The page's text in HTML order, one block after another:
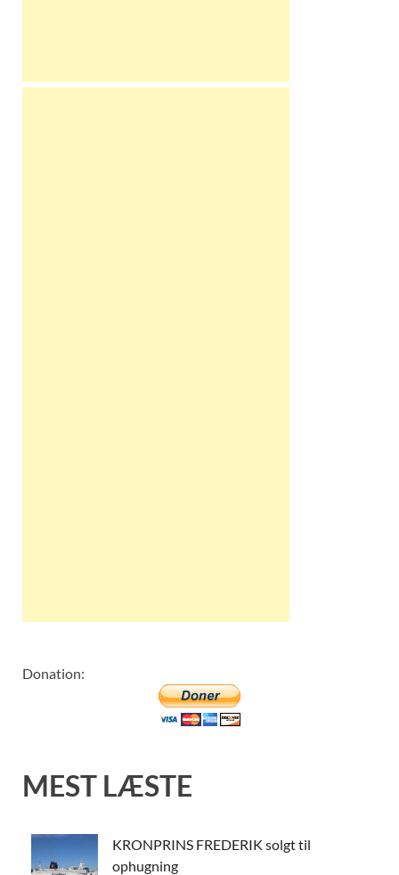
Donation:
MEST LÆSTE
KRONPRINS FREDERIK solgt til
ophugning